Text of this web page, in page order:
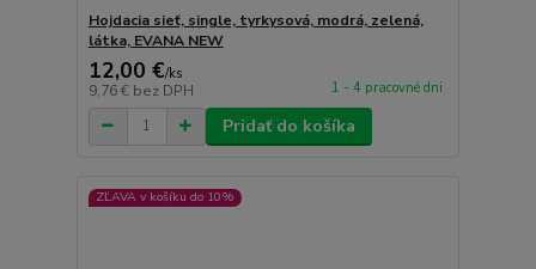
Hojdacia sieť, single, tyrkysová, modrá, zelená,
látka, EVANA NEW
12,00 €/ks
9,76 € bez DPH 1 - 4 pracovné dni
Pridať do košíka
ZĽAVA v košíku do 10%